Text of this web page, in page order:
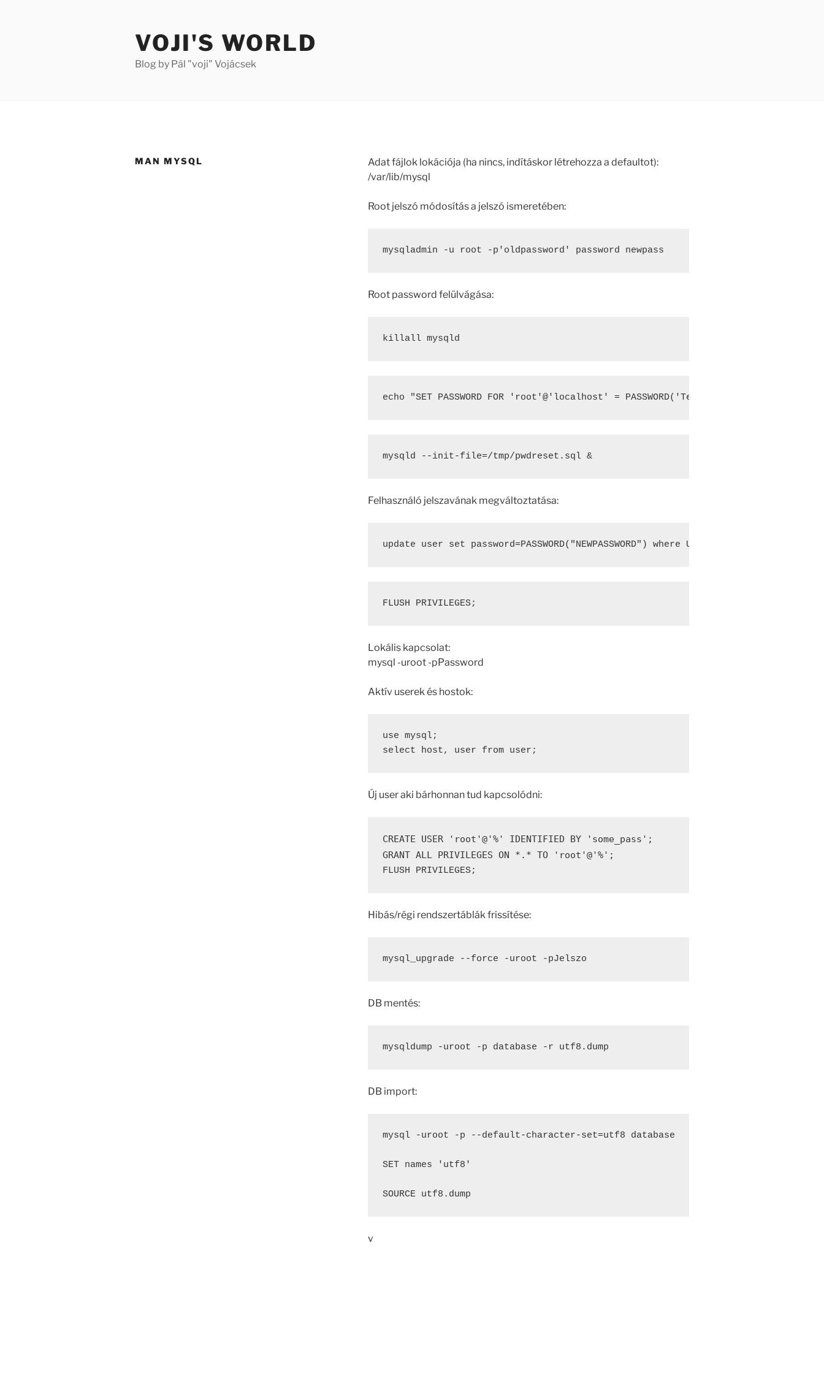
VOJI'S WORLD
Blog by Pál "voji" Vojácsek
MAN MYSQL
Adat fájlok lokációja (ha nincs, indításkor létrehozza a defaultot):
/var/lib/mysql
Root jelszó módosítás a jelszó ismeretében:
mysqladmin -u root -p'oldpassword' password newpass
Root password felülvágása:
killall mysqld
echo "SET PASSWORD FOR 'root'@'localhost' = PASSWORD('TempPass');" > /tmp/
mysqld --init-file=/tmp/pwdreset.sql &
Felhasználó jelszavának megváltoztatása:
update user set password=PASSWORD("NEWPASSWORD") where User='nixcraft' and
FLUSH PRIVILEGES;
Lokális kapcsolat:
mysql -uroot -pPassword
Aktív userek és hostok:
use mysql;
select host, user from user;
Új user aki bárhonnan tud kapcsolódni:
CREATE USER 'root'@'%' IDENTIFIED BY 'some_pass' ;
GRANT ALL PRIVILEGES ON *.* TO 'root'@'%'
FLUSH PRIVILEGES;
Hibás/régi rendszertáblák frissítése:
mysql_upgrade --force -uroot -pJelszo
DB mentés:
mysqldump -uroot -p database -r utf8 .dump
DB import:
mysql -uroot -p --default-character-set=utf8 database
SET names 'utf8'
SOURCE utf8.dump
v